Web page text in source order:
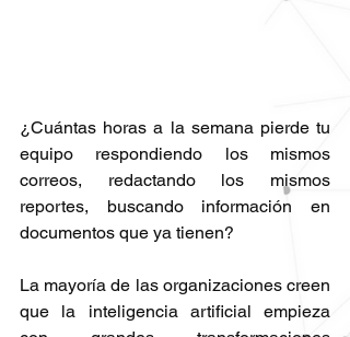
¿Cuántas horas a la semana pierde tu
equipo respondiendo los mismos
correos, redactando los mismos
reportes, buscando información en
documentos que ya tienen?
La mayoría de las organizaciones creen
que la inteligencia artificial empieza